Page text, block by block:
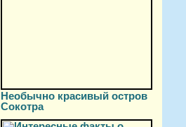
Необычно красивый остров
Сокотра